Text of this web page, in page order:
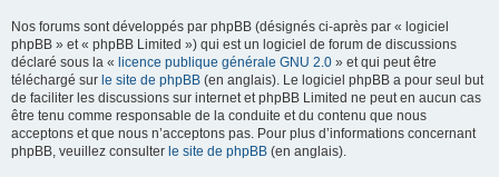
Nos forums sont développés par phpBB (désignés ci-après par « logiciel
phpBB » et « phpBB Limited ») qui est un logiciel de forum de discussions
déclaré sous la « licence publique générale GNU 2.0 » et qui peut être
téléchargé sur le site de phpBB (en anglais). Le logiciel phpBB a pour seul but
de faciliter les discussions sur internet et phpBB Limited ne peut en aucun cas
être tenu comme responsable de la conduite et du contenu que nous
acceptons et que nous n’acceptons pas. Pour plus d’informations concernant
phpBB, veuillez consulter le site de phpBB (en anglais).